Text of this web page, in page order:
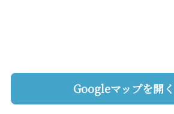
Googleマップを開く